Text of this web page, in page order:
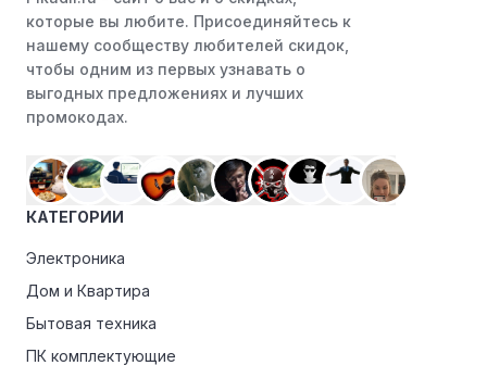
Instagram. Ритейлеры часто делятся со своими
подписчиками эксклюзивными кодами скидок или
акциями.
Программы лояльности:Присоединяйтесь к
программам лояльности, предлагаемым интернет-
преимуществами, как скидки только для участников,
ранний доступ к распродажам или эксклюзивным
акциям.
Особые скидки:
критериям, проверьте, предоставляет ли Zenit
пенсионеров.
которые вы любите. Присоединяйтесь к
нашему сообществу любителей скидок,
чтобы одним из первых узнавать о
выгодных предложениях и лучших
промокодах.
КАТЕГОРИИ
Электроника
Дом и Квартира
Бытовая техника
ПК комплектующие